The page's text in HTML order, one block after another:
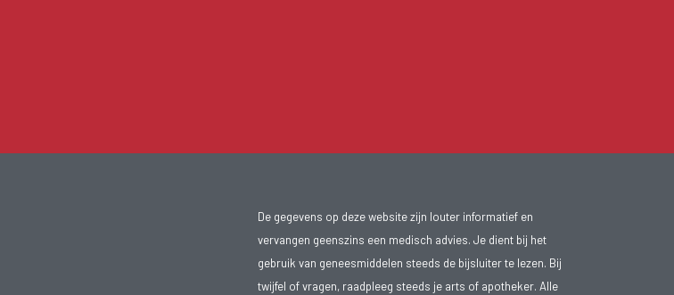
De gegevens op deze website zijn louter informatief en
vervangen geenszins een medisch advies. Je dient bij het
gebruik van geneesmiddelen steeds de bijsluiter te lezen. Bij
twijfel of vragen, raadpleeg steeds je arts of apotheker. Alle